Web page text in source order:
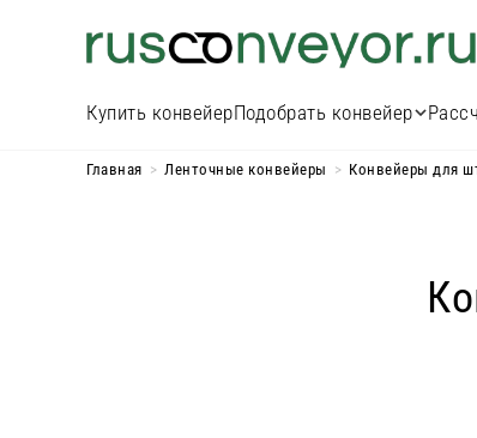
Купить конвейерПодобрать конвейер
Главная > Ленточные конвейеры > Конвейеры для